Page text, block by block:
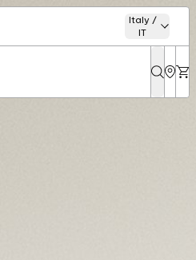
Italy /
IT